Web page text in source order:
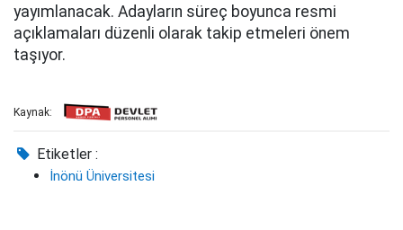
yayımlanacak. Adayların süreç boyunca resmi
açıklamaları düzenli olarak takip etmeleri önem
taşıyor.
Kaynak:
Etiketler :
İnönü Üniversitesi